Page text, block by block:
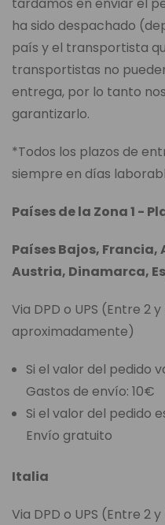
ha sido despachado
país y el transportista
transportistas no
entrega, por lo tanto
garantizarlo.
*Todos los plazos de
siempre en días
Países de la Zona 1 -
Países Bajos,
Austria, Dinamarca,
Via DPD o UPS (Entre 2
aproximadamente)
Si el valor del pedido
Gastos de envío: 10€
Si el valor del pedido
Envío gratuito
Italia
Via DPD o UPS (Entre 2